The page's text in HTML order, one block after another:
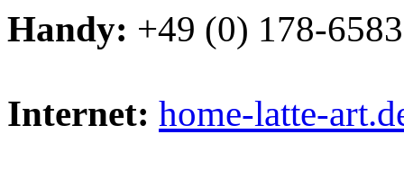
Handy: +49 (0) 178-
Internet: home-latte-